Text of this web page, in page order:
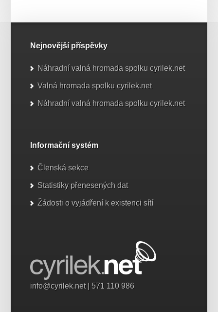
Nejnovější příspěvky
Náhradní valná hromada spolku cyrilek.net
Valná hromada spolku cyrilek.net
Náhradní valná hromada spolku cyrilek.net
Informační systém
Členská sekce
Statistiky přenesených dat
Žádosti o vyjádření k existenci sítí
info@cyrilek.net| 571 110 986